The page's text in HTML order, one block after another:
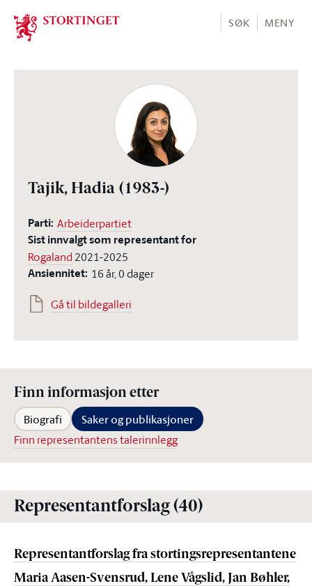
Stortinget.no
SØK MENY
Tajik, Hadia (1983-)
Parti: Arbeiderpartiet
Sist innvalgt som representant for
Rogaland 2021-2025
Ansiennitet: 16 år, 0 dager
Gå til bildegalleri
Finn informasjon etter
Biografi Saker og publikasjoner
Finn representantens talerinnlegg
Representantforslag (40)
Representantforslag fra stortingsrepresentantene
Maria Aasen-Svensrud, Lene Vågslid, Jan Bøhler,